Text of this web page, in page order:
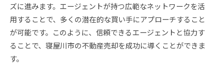
大阪府寝屋川市での不動産価値を引き上げるための
秘訣
リフォームや改装で物件価値を向上
エネルギー効率を高める方法
ズに進みます。エージェントが持つ広範なネットワークを活
用することで、多くの潜在的な買い手にアプローチすること
が可能です。このように、信頼できるエージェントと協力す
ることで、寝屋川市の不動産売却を成功に導くことができま
す。